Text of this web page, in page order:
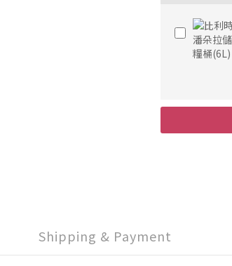
Shipping & Payment